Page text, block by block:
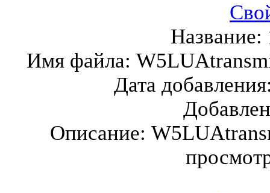
Название:
Имя файла:
Дата
Описание: